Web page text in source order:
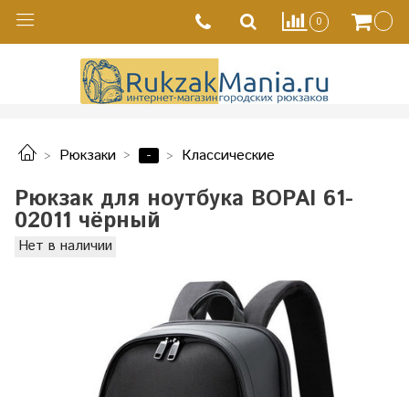
0
Рюкзаки - Классические
Рюкзак для ноутбука BOPAI 61-
02011 чёрный
Нет в наличии